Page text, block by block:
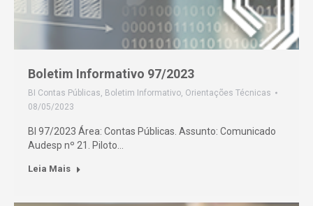
Boletim Informativo 97/2023
BI Contas Públicas, Boletim Informativo, Orientações Técnicas
08/05/2023
BI 97/2023 Área: Contas Públicas. Assunto: Comunicado
Audesp nº 21. Piloto…
Leia Mais